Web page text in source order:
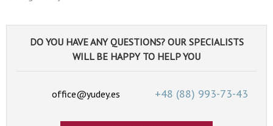
DO YOU HAVE ANY QUESTIONS? OUR SPECIALISTS
WILL BE HAPPY TO HELP YOU
office@yudey.es +48 (88) 993-73-43